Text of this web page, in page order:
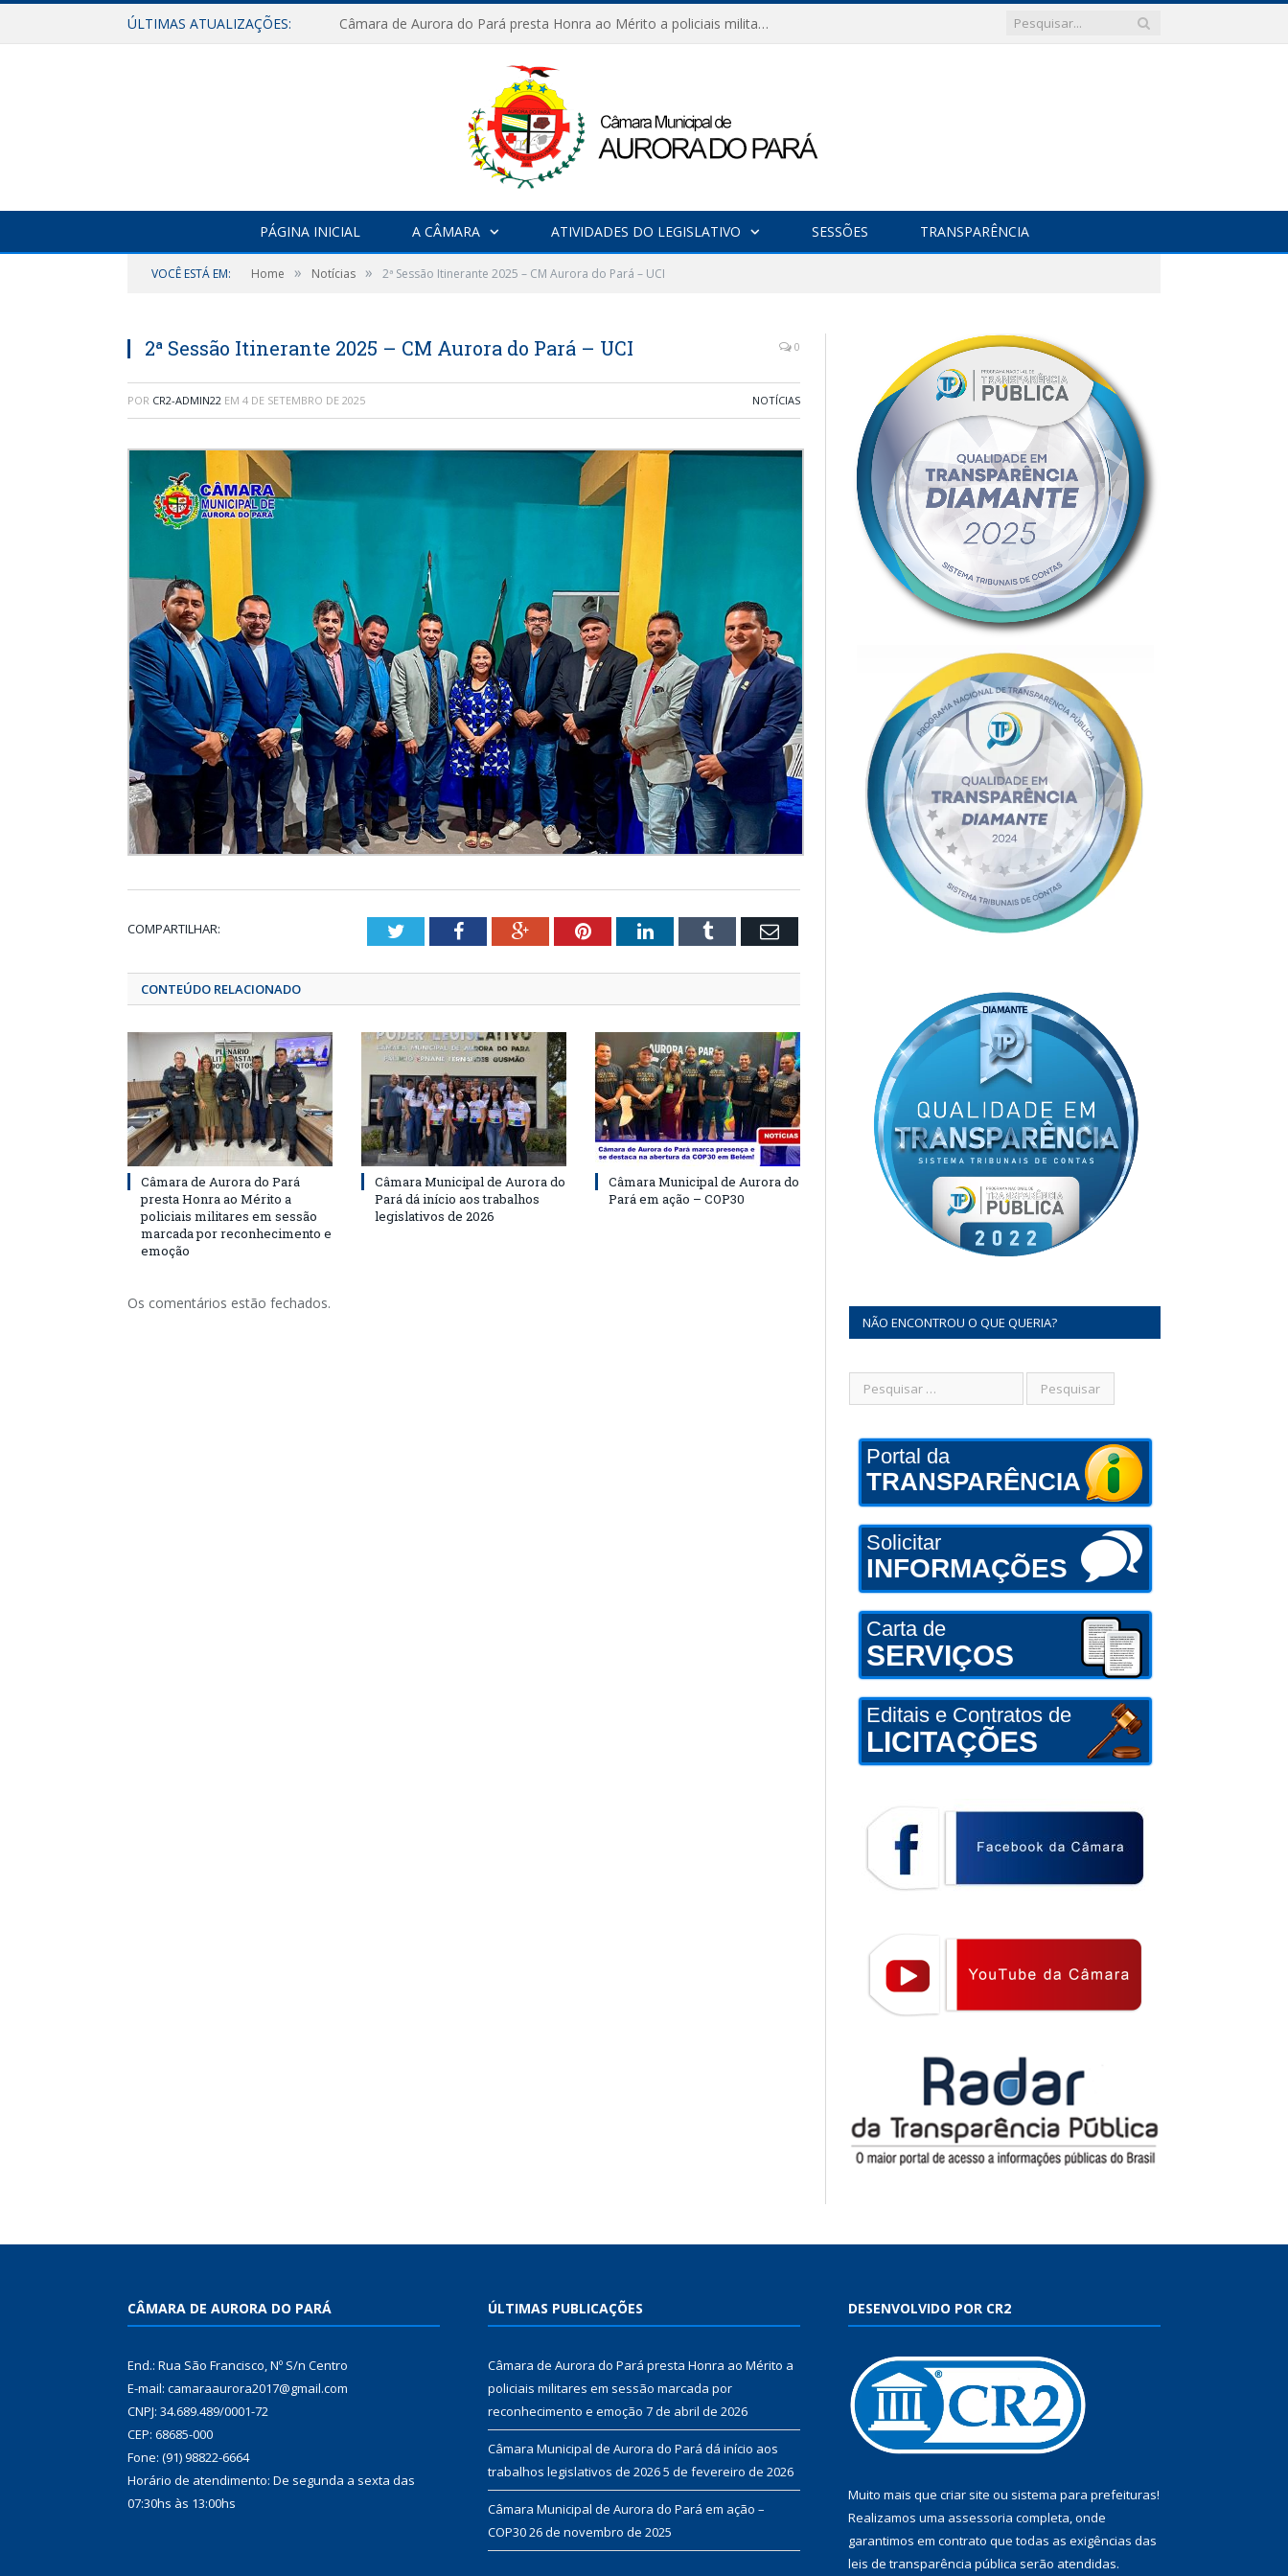
ÚLTIMAS ATUALIZAÇÕES: Câmara de Aurora do Pará presta Honra ao Mérito a policiais militares em sessão marcada por reconhecimento e emoção
PÁGINA INICIAL A CÂMARA ATIVIDADES DO LEGISLATIVO SESSÕES TRANSPARÊNCIA
VOCÊ ESTÁ EM: Home » Notícias » 2ª Sessão Itinerante 2025 – CM Aurora do Pará – UCI
2ª Sessão Itinerante 2025 – CM Aurora do Pará – UCI 0
POR CR2-ADMIN22 EM 4 DE SETEMBRO DE 2025 NOTÍCIAS
COMPARTILHAR: TwitterFacebookGoogle+PinterestLinkedInTumblr Email
CONTEÚDO RELACIONADO
Câmara de Aurora do Pará
presta Honra ao Mérito a
policiais militares em sessão
marcada por reconhecimento e
emoção
Câmara Municipal de Aurora do
Pará dá início aos trabalhos
legislativos de 2026
Câmara Municipal de Aurora do
Pará em ação – COP30
Os comentários estão fechados.
NÃO ENCONTROU O QUE QUERIA?
Portal da
TRANSPARÊNCIA
Solicitar
INFORMAÇÕES
Carta de
SERVIÇOS
Editais e Contratos de
LICITAÇÕES
CÂMARA DE AURORA DO PARÁ
End.: Rua São Francisco, Nº S/n Centro
E-mail: camaraaurora2017@gmail.com
CNPJ: 34.689.489/0001-72
CEP: 68685-000
Fone: (91) 98822-6664
Horário de atendimento: De segunda a sexta das
07:30hs às 13:00hs
ÚLTIMAS PUBLICAÇÕES
Câmara de Aurora do Pará presta Honra ao Mérito a
policiais militares em sessão marcada por
reconhecimento e emoção 7 de abril de 2026
Câmara Municipal de Aurora do Pará dá início aos
trabalhos legislativos de 20265 de fevereiro de 2026
Câmara Municipal de Aurora do Pará em ação –
COP3026 de novembro de 2025
DESENVOLVIDO POR CR2
Muito mais que criar site ou sistema para prefeituras!
Realizamos uma assessoria completa, onde
garantimos em contrato que todas as exigências das
leis de transparência pública serão atendidas.